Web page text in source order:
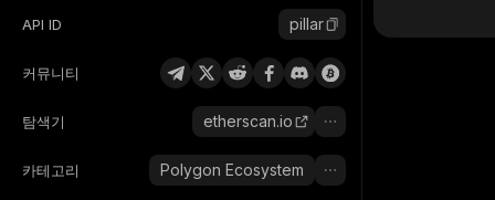
API ID pillar
커뮤니티
탐색기 etherscan.io
카테고리 Polygon Ecosystem